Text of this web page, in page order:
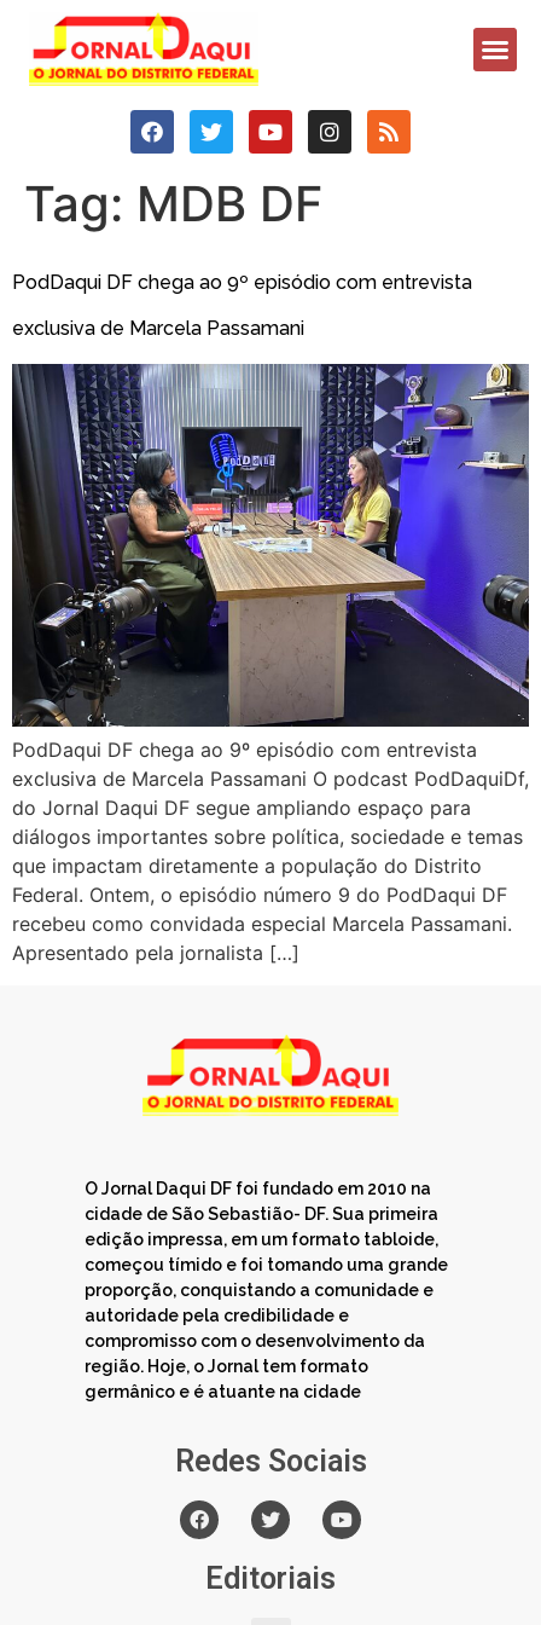
Tag: MDB DF
PodDaqui DF chega ao 9º episódio com entrevista
exclusiva de Marcela Passamani
PodDaqui DF chega ao 9º episódio com entrevista
exclusiva de Marcela Passamani O podcast PodDaquiDf,
do Jornal Daqui DF segue ampliando espaço para
diálogos importantes sobre política, sociedade e temas
que impactam diretamente a população do Distrito
Federal. Ontem, o episódio número 9 do PodDaqui DF
recebeu como convidada especial Marcela Passamani.
Apresentado pela jornalista […]
O Jornal Daqui DF foi fundado em 2010 na
cidade de São Sebastião- DF. Sua primeira
edição impressa, em um formato tabloide,
começou tímido e foi tomando uma grande
proporção, conquistando a comunidade e
autoridade pela credibilidade e
compromisso com o desenvolvimento da
região. Hoje, o Jornal tem formato
germânico e é atuante na cidade
Redes Sociais
Editoriais